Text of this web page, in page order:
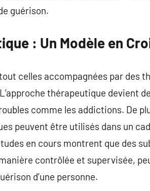
guérison.
: Un Modèle en
celles accompagnées par des
thérapeutique devient
comme les addictions. De
peuvent être utilisés dans un
en cours montrent que des
contrôlée et supervisée,
d’une personne.